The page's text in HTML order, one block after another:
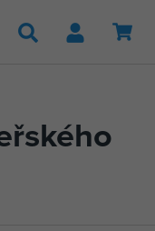
Hledat